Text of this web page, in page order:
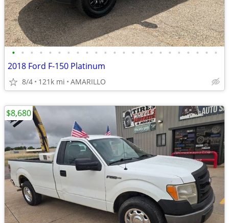
• • • • • • • • • • • • • • • • • • • • • • •
2018 Ford F-150 Platinum
8/4 121k mi AMARILLO
$8,680